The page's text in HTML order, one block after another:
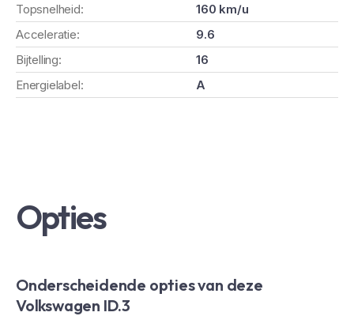
Topsnelheid:
160 km/u
Acceleratie:
9.6
Bijtelling:
16
Energielabel:
A
Opties
Onderscheidende opties van deze
Volkswagen ID.3